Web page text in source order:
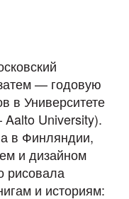
— годовую
в Университете
Aalto University).
в Финляндии,
и дизайном
рисовала
и историям: